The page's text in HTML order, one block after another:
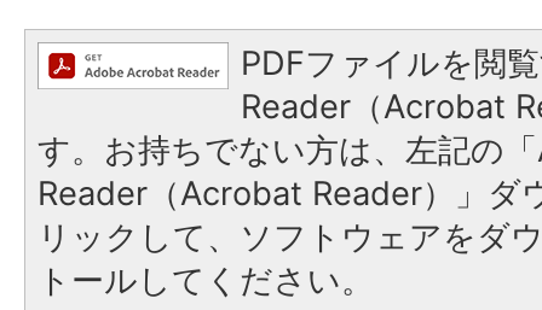
PDFファイルを閲
Reader（Acrobat
す。お持ちでない方は、左記の
Reader（Acrobat Reader）」ダ
リックして、ソフトウェアをダ
トールしてください。